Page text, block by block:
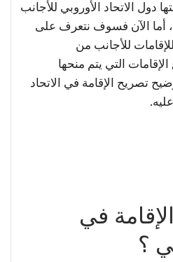
دول الاتحاد الأوروبي للأجانب
أما الآن فسوف نتعرف على
للإقامات للأجانب من
التي يتم منحها
تصريح الإقامة في الاتحاد
في
؟